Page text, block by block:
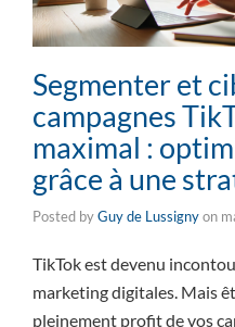
Segmenter et
campagnes
maximal :
grâce à une
Posted byGuy de Lussignyon
TikTok est devenu
marketing digitales. Mais
pleinement profit de vos